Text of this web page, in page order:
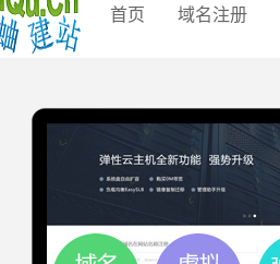
首页 域名注册